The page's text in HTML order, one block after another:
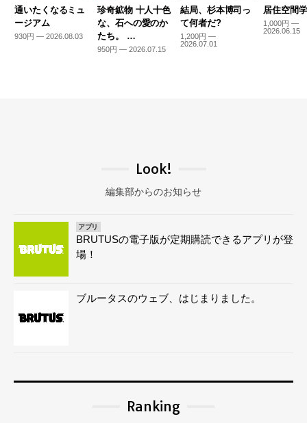
通いたくなるミュ
ージアム
930円 — 2026.08.03
珍奇鉱物 十人十色
な、石への愛のか
たち。 …
950円 — 2026.07.15
結局、杉本博司っ
て何者だ?
1,200円 —
2026.07.01
居住空間
1,000円 —
2026.06.15
Look!
編集部からのお知らせ
アプリ
BRUTUSの電子版が定期購読できるアプリが登
場！
ブルータスのウェブ、はじまりました。
Ranking